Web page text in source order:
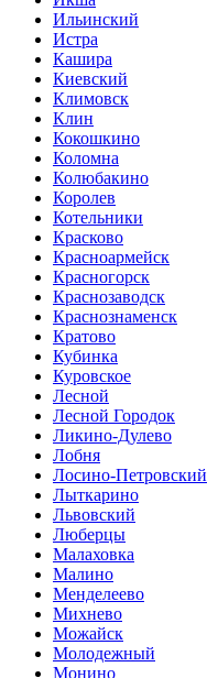
Ильинский
Истра
Кашира
Киевский
Климовск
Клин
Кокошкино
Коломна
Колюбакино
Королев
Котельники
Красково
Красноармейск
Красногорск
Краснозаводск
Краснознаменск
Кратово
Кубинка
Куровское
Лесной
Лесной Городок
Ликино-Дулево
Лобня
Лосино-Петровский
Лыткарино
Львовский
Люберцы
Малаховка
Малино
Менделеево
Михнево
Можайск
Молодежный
Монино